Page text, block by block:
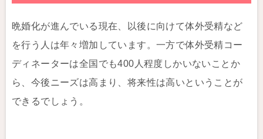
晩婚化が進んでいる現在、以後に向けて体外受精など
を行う人は年々増加しています。一方で体外受精コー
ディネーターは全国でも400人程度しかいないことか
ら、今後ニーズは高まり、将来性は高いということが
できるでしょう。